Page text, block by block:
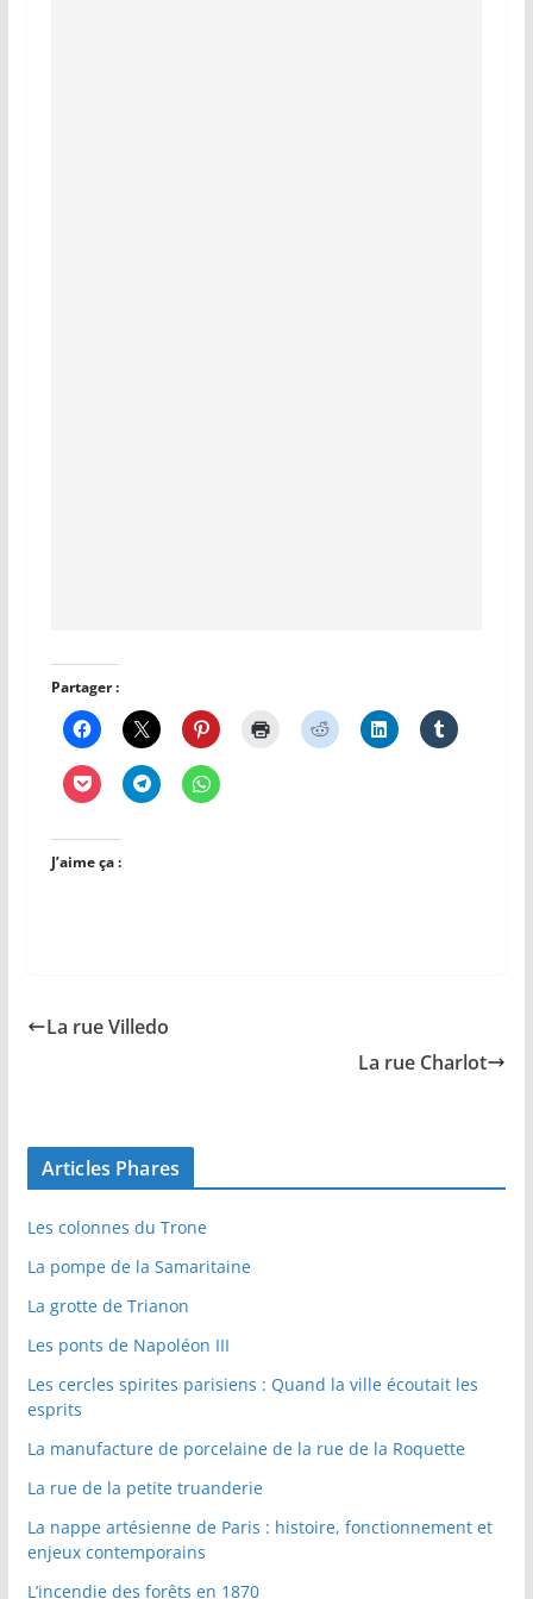
Partager :
J’aime ça :
La rue Villedo
La rue Charlot
Articles Phares
Les colonnes du Trone
La pompe de la Samaritaine
La grotte de Trianon
Les ponts de Napoléon III
Les cercles spirites parisiens : Quand la ville écoutait les
esprits
La manufacture de porcelaine de la rue de la Roquette
La rue de la petite truanderie
La nappe artésienne de Paris : histoire, fonctionnement et
enjeux contemporains
L’incendie des forêts en 1870